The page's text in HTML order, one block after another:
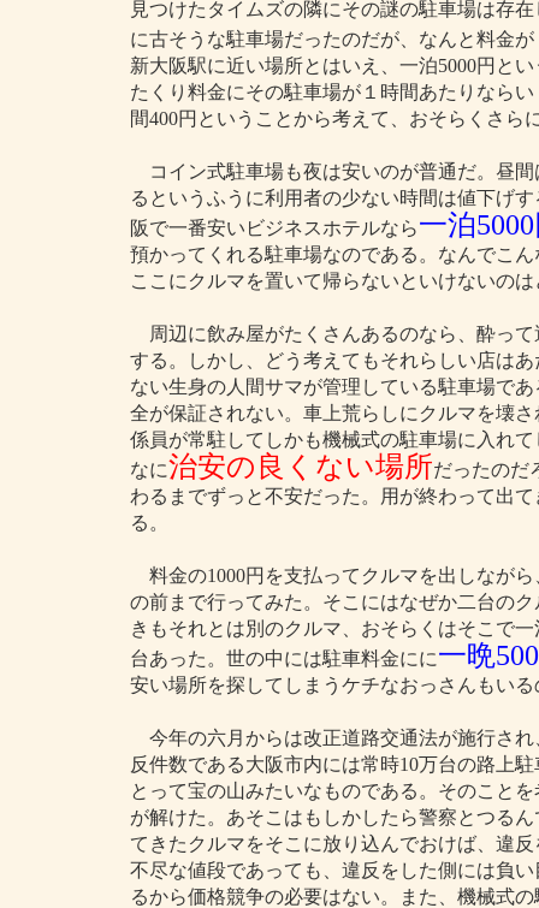
見つけたタイムズの隣にその謎の駐車場は存
に古そうな駐車場だったのだが、なんと料金が
新大阪駅に近い場所とはいえ、一泊5000円と
たくり料金にその駐車場が１時間あたりなら
間400円ということから考えて、おそらくさら
コイン式駐車場も夜は安いのが普通だ。昼間
るというふうに利用者の少ない時間は値下げ
阪で一番安いビジネスホテルなら一泊
預かってくれる駐車場なのである。なんでこ
ここにクルマを置いて帰らないといけないの
周辺に飲み屋がたくさんあるのなら、酔っ
する。しかし、どう考えてもそれらしい店は
ない生身の人間サマが管理している駐車場で
全が保証されない。車上荒らしにクルマを壊
係員が常駐してしかも機械式の駐車場に入れ
なに治安の良くない場所だったのだ
わるまでずっと不安だった。用が終わって出
る。
料金の1000円を支払ってクルマを出しなが
の前まで行ってみた。そこにはなぜか二台の
きもそれとは別のクルマ、おそらくはそこで
台あった。世の中には駐車料金にに一晩
安い場所を探してしまうケチなおっさんもい
今年の六月からは改正道路交通法が施行さ
反件数である大阪市内には常時10万台の路上
とって宝の山みたいなものである。そのこと
が解けた。あそこはもしかしたら警察とつる
てきたクルマをそこに放り込んでおけば、違
不尽な値段であっても、違反をした側には負
るから価格競争の必要はない。また、機械式